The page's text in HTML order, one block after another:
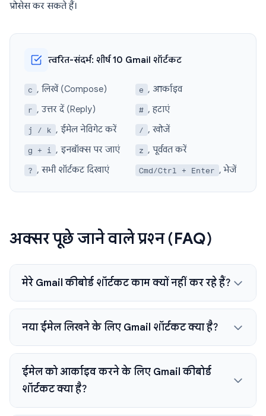
प्रोसेस कर सकते हैं।
त्वरित-संदर्भ: शीर्ष 10 Gmail शॉर्टकट
c , लिखें (Compose) e , आर्काइव
r , उत्तर दें (Reply) # , हटाएं
j / k , ईमेल नेविगेट करें / , खोजें
g + i , इनबॉक्स पर जाएं z , पूर्ववत करें
? , सभी शॉर्टकट दिखाएं Cmd/Ctrl + Enter , भेजें
अक्सर पूछे जाने वाले प्रश्न (FAQ)
मेरे Gmail कीबोर्ड शॉर्टकट काम क्यों नहीं कर रहे हैं?
नया ईमेल लिखने के लिए Gmail शॉर्टकट क्या है?
ईमेल को आर्काइव करने के लिए Gmail कीबोर्ड
शॉर्टकट क्या है?